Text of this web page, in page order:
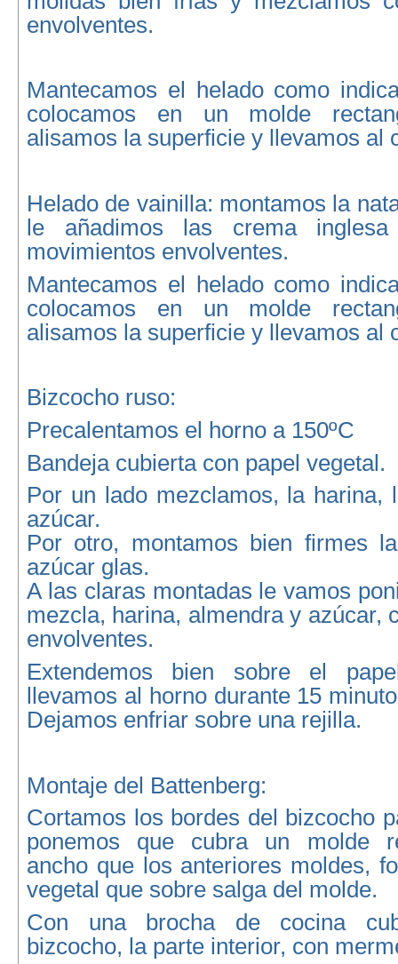
envolventes.
Mantecamos el helado como
colocamos en un molde
alisamos la superficie y llevamos al
Helado de vainilla: montamos la
le añadimos las crema
movimientos envolventes.
Mantecamos el helado como
colocamos en un molde
alisamos la superficie y llevamos al
Bizcocho ruso:
Precalentamos el horno a 150ºC
Bandeja cubierta con papel vegetal.
Por un lado mezclamos, la harina,
azúcar.
Por otro, montamos bien firmes
azúcar glas.
A las claras montadas le vamos
mezcla, harina, almendra y azúcar,
envolventes.
Extendemos bien sobre el
llevamos al horno durante 15
Dejamos enfriar sobre una rejilla.
Montaje del Battenberg:
Cortamos los bordes del bizcocho
ponemos que cubra un molde
ancho que los anteriores moldes,
vegetal que sobre salga del molde.
Con una brocha de cocina
bizcocho, la parte interior, con